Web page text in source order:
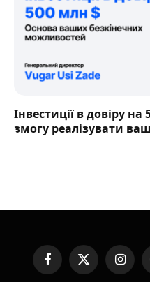
Інвестиції в довіру
змогу реалізувати
FacebookX
(Twitter)